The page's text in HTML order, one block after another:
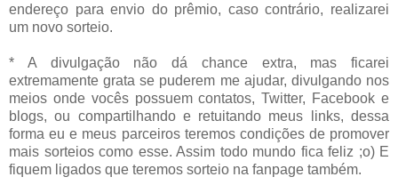
endereço para envio do prêmio, caso contrário, realizarei
um novo sorteio.
* A divulgação não dá chance extra, mas ficarei
extremamente grata se puderem me ajudar, divulgando nos
meios onde vocês possuem contatos, Twitter, Facebook e
blogs, ou compartilhando e retuitando meus links, dessa
forma eu e meus parceiros teremos condições de promover
mais sorteios como esse. Assim todo mundo fica feliz ;o) E
fiquem ligados que teremos sorteio na fanpage também.